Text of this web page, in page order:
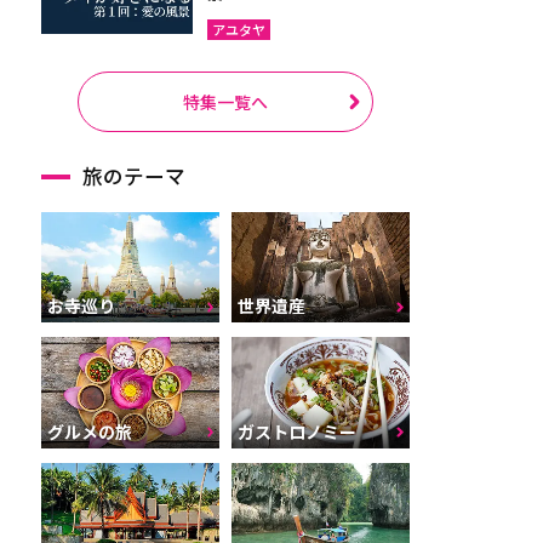
アユタヤ
特集一覧へ
旅のテーマ
お寺巡り 世界遺産
グルメの旅 ガストロノミー